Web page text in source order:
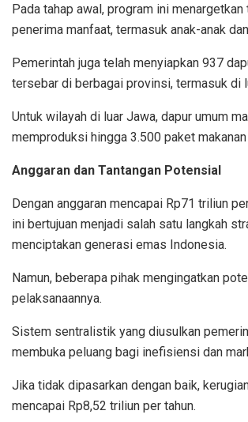
Pada tahap awal, program ini menargetkan
penerima manfaat, termasuk anak-anak
Pemerintah juga telah menyiapkan 937
tersebar di berbagai provinsi, termasuk di
Untuk wilayah di luar Jawa, dapur umum
memproduksi hingga 3.500 paket
Anggaran dan Tantangan Potensial
Dengan anggaran mencapai Rp71 triliun
ini bertujuan menjadi salah satu langkah
menciptakan generasi emas Indonesia.
Namun, beberapa pihak mengingatkan
pelaksanaannya.
Sistem sentralistik yang diusulkan
membuka peluang bagi inefisiensi dan
Jika tidak dipasarkan dengan baik,
mencapai Rp8,52 triliun per tahun.